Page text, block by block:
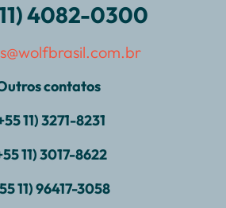
4082-0300
contatos
11) 3271-8231
11) 3017-8622
11) 96417-3058